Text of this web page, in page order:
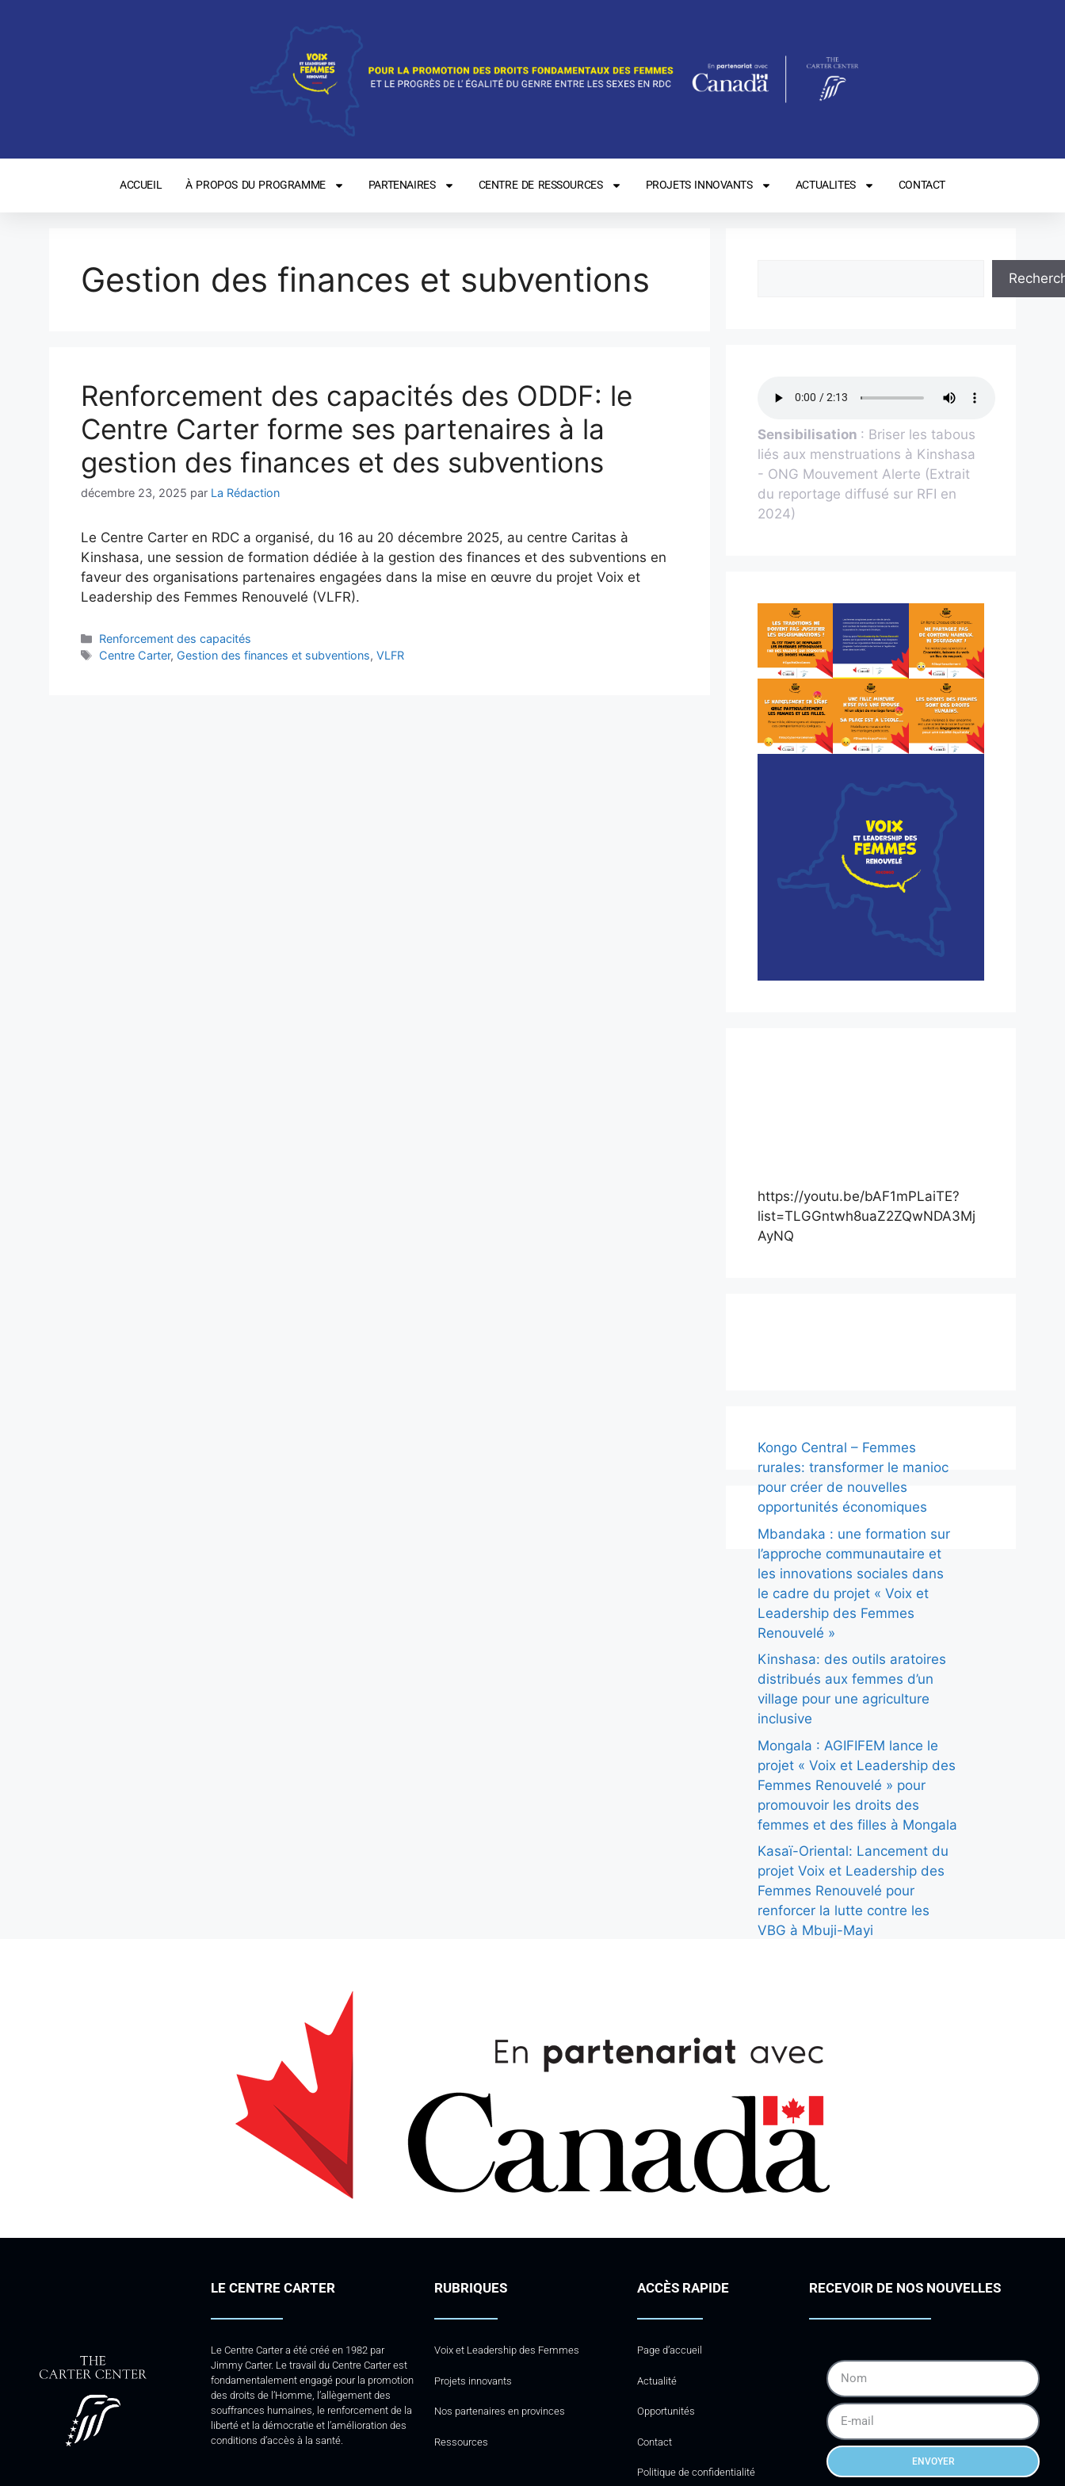
ACCUEIL À PROPOS DU PROGRAMME PARTENAIRES CENTRE DE RESSOURCES PROJETS INNOVANTS ACTUALITES CONTACT
Gestion des finances et subventions
Renforcement des capacités des ODDF: le
Centre Carter forme ses partenaires à la
gestion des finances et des subventions
décembre 23, 2025 par La Rédaction
Le Centre Carter en RDC a organisé, du 16 au 20 décembre 2025, au centre Caritas à
Kinshasa, une session de formation dédiée à la gestion des finances et des subventions en
faveur des organisations partenaires engagées dans la mise en œuvre du projet Voix et
Leadership des Femmes Renouvelé (VLFR).
Renforcement des capacités
Centre Carter, Gestion des finances et subventions,VLFR
Sensibilisation : Briser les tabous
liés aux menstruations à Kinshasa
- ONG Mouvement Alerte (Extrait
du reportage diffusé sur RFI en
2024)
https://youtu.be/bAF1mPLaiTE?
list=TLGGntwh8uaZ2ZQwNDA3Mj
AyNQ
Kongo Central – Femmes
rurales: transformer le manioc
pour créer de nouvelles
opportunités économiques
Mbandaka : une formation sur
l’approche communautaire et
les innovations sociales dans
le cadre du projet « Voix et
Leadership des Femmes
Renouvelé »
Kinshasa: des outils aratoires
distribués aux femmes d’un
village pour une agriculture
inclusive
Mongala : AGIFIFEM lance le
projet « Voix et Leadership des
Femmes Renouvelé » pour
promouvoir les droits des
femmes et des filles à Mongala
Kasaï-Oriental: Lancement du
projet Voix et Leadership des
Femmes Renouvelé pour
renforcer la lutte contre les
VBG à Mbuji-Mayi
LE CENTRE CARTER
Le Centre Carter a été créé en 1982 par
Jimmy Carter. Le travail du Centre Carter est
fondamentalement engagé pour la promotion
des droits de l’Homme, l’allègement des
souffrances humaines, le renforcement de la
liberté et la démocratie et l’amélioration des
conditions d’accès à la santé.
RUBRIQUES
Voix et Leadership des Femmes
Projets innovants
Nos partenaires en provinces
Ressources
ACCÈS RAPIDE
Page d’accueil
Actualité
Opportunités
Contact
Politique de confidentialité
RECEVOIR DE NOS NOUVELLES
ENVOYER